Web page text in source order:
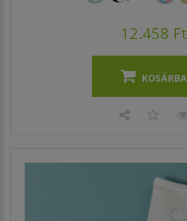
12.458 Ft
KOSÁRBA